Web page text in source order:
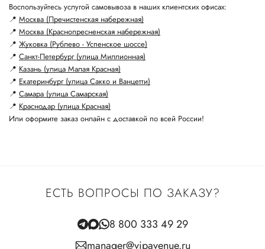
Воспользуйтесь услугой самовывоза в наших клиентских офисах:
📍 Москва (Пречистенская набережная)
📍 Москва (Краснопресненская набережная)
📍 Жуковка (Рублево - Успенское шоссе)
📍 Санкт-Петербург (улица Миллионная)
📍 Казань (улица Малая Красная)
📍 Екатеринбург (улица Сакко и Ванцетти)
📍 Самара (улица Самарская)
📍 Краснодар (улица Красная)
Или оформите заказ онлайн с доставкой по всей России!
ЕСТЬ ВОПРОСЫ ПО ЗАКАЗУ?
8 800 333 49 29
manager@vipavenue.ru